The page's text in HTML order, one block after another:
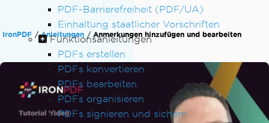
PDF-Barrierefreiheit (PDF/UA)
Einhaltung staatlicher Vorschriften
Funktionsanleitungen
PDFs erstellen
PDFs konvertieren
PDFs bearbeiten
PDFs organisieren
PDFs signieren und sichern
IronPDF Anleitungen Anmerkungen hinzufügen und bearbeiten